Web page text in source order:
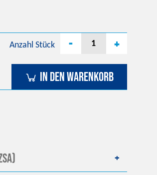
Anzahl Stück - +
In den Warenkorb